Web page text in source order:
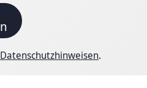
Datenschutzhinweisen.